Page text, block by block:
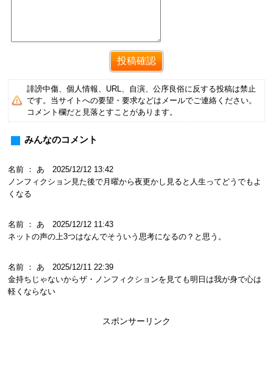
誹謗中傷、個人情報、URL、自演、公序良俗に反する投稿は禁止
です。当サイトへの要望・要求などはメールでご連絡ください。
コメント欄だと見落とすことがあります。
みんなのコメント
名前 ： あ 2025/12/12 13:42
ノンフィクション見た後で月曜から夜更かし見ると人生ってどうでもよ
くなる
名前 ： あ 2025/12/12 11:43
ネットの声の上3つはなんでそういう思考になるの？と思う。
名前 ： あ 2025/12/11 22:39
金持ちじゃないからザ・ノンフィクションを見ても明日は我が身で心は
軽くならない
スポンサーリンク